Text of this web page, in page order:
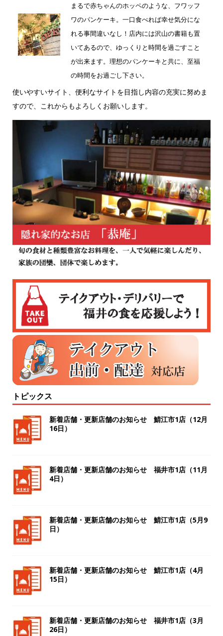
o
k
まるで赤ちゃんのホッペのような、フワッフ
ワのパンケーキ。一口食べれば幸せ気分にな
れる事間違いなし！店内には沢山の書籍も置
いてあるので、ゆっくりと時間を過ごすこと
が出来ます。理想のパンケーキと共に、至福
の時間をお過ごし下さい。
使いやすいサイト、便利なサイトを目指し内容の充実に努めま
すので、これからもよろしくお願いします。
トピックス
新着店舗・更新店舗のお知らせ 鯖江市1店（12月
16日）
新着店舗・更新店舗のお知らせ 福井市1店（11月
4日）
新着店舗・更新店舗のお知らせ 鯖江市1店（5月9
日）
新着店舗・更新店舗のお知らせ 鯖江市1店（4月
15日）
新着店舗・更新店舗のお知らせ 福井市1店（3月
26日）